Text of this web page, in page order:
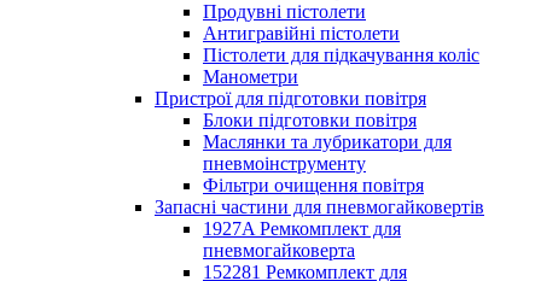
Продувні пістолети
Антигравійні пістолети
Пістолети для підкачування коліс
Манометри
Пристрої для підготовки повітря
Блоки підготовки повітря
Маслянки та лубрикатори для
пневмоінструменту
Фільтри очищення повітря
Запасні частини для пневмогайковертів
1927A Ремкомплект для
пневмогайковерта
152281 Ремкомплект для